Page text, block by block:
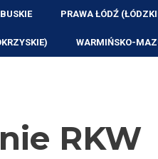
PRAWA ŁÓDŹ
WARMIŃSKO-
RKW